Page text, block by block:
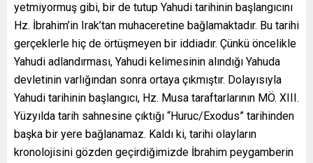
yetmiyormuş gibi, bir de tutup Yahudi tarihinin başlangıcını
Hz. İbrahim’in Irak’tan muhaceretine bağlamaktadır. Bu tarihi
gerçeklerle hiç de örtüşmeyen bir iddiadır. Çünkü öncelik­le
Yahudi adlandırması, Yahudi kelimesinin alındığı Yahuda
devletinin varlığından sonra ortaya çıkmıştır. Dolayısıyla
Yahudi tarihinin başlangıcı, Hz. Musa taraftarlarının MÖ. XIII.
Yüzyılda tarih sahnesine çıktığı “Huruc/Exodus” tarihinden
başka bir yere bağlanamaz. Kaldı ki, tarihi olayların
kronolojisini gözden geçirdiğimizde İbrahim peygamberin